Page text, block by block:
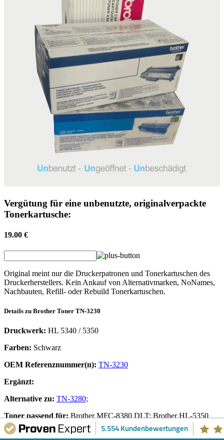
Vergütung für eine unbenutzte, originalverpackte
Tonerkartusche:
19.00 €
Original meint nur die Druckerpatronen und Tonerkartuschen des
Druckerherstellers. Kein Ankauf von Alternativmarken, NoNames,
Nachbauten, Refill- oder Rebuild Tonerkartuschen.
Details zu Brother Toner TN-3230
Druckwerk: HL 5340 / 5350
Farben: Schwarz
OEM Referenznummer(n): TN-3230
Ergänzt:
Alternative zu: TN-3280;
Toner passend für:Brother MFC-8380 DLT; Brother HL-5350
DN2LT; Brother DCP-8880 DN; Brother HL-5380 D; Brother HL-
5370 DWT; Brother HL-5370 W; Brother HL-5340 Series; Brother
5.554 Kundenbewertungen